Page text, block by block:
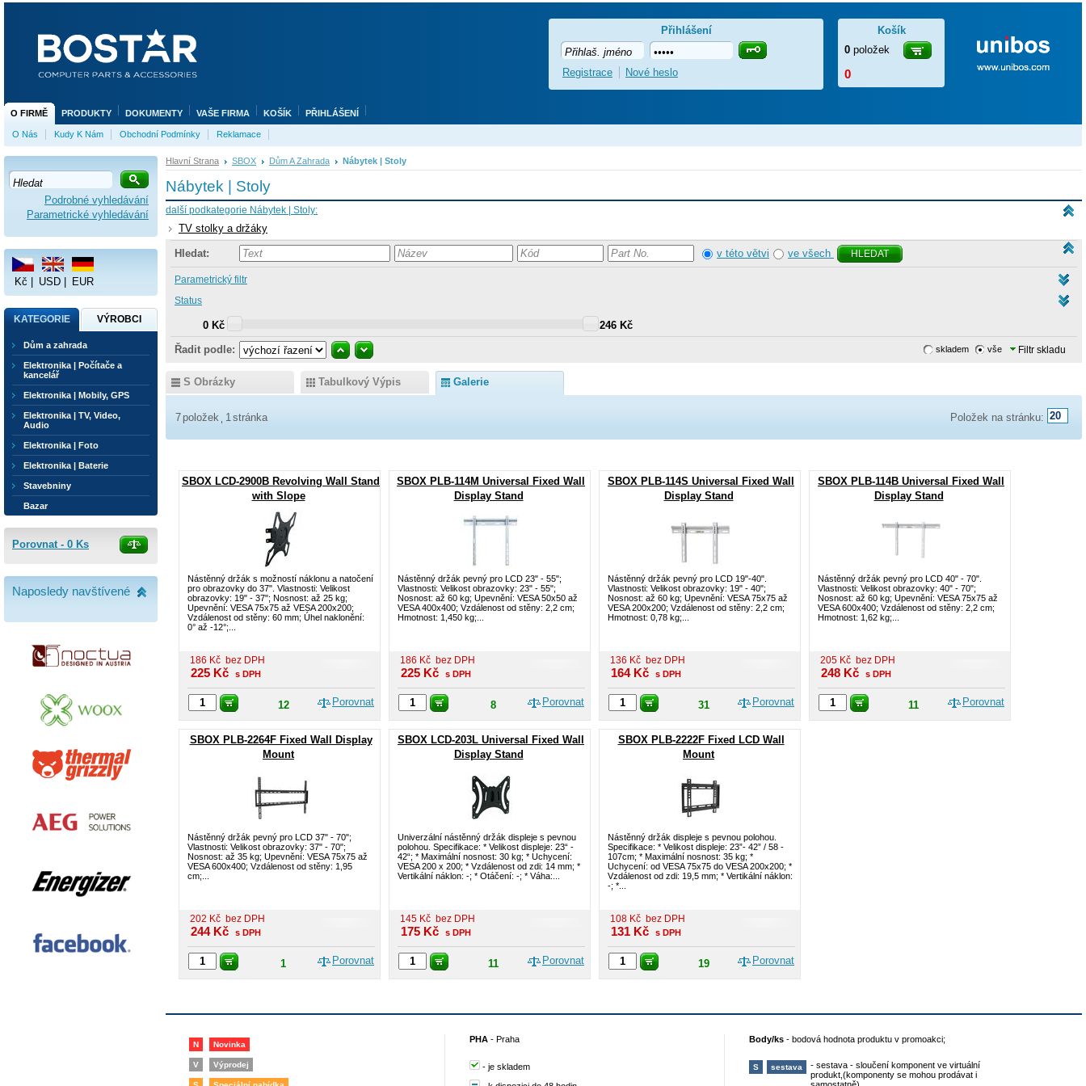
Hlavní Strana SBOX Dům A Zahrada Nábytek | Stoly
Nábytek | Stoly
další podkategorie Nábytek | Stoly:
TV stolky a držáky
Hledat: v této větvi ve všech HLEDAT
Parametrický filtr
Status
0 Kč
246 Kč
Řadit podle:
Filtr skladu
skladem vše
S Obrázky Tabulkový Výpis Galerie
Položek na stránku:
7 položek 1stránka
SBOX LCD-2900B Revolving Wall Stand
with Slope
Nástěnný držák s možností náklonu a natočení
pro obrazovky do 37". Vlastnosti: Velikost
obrazovky: 19" - 37"; Nosnost: až 25 kg;
Upevnění: VESA 75x75 až VESA 200x200;
Vzdálenost od stěny: 60 mm; Úhel naklonění:
0° až -12°;...
186 Kč bez DPH
225 Kč s DPH
Porovnat
12
SBOX PLB-114M Universal Fixed Wall
Display Stand
Nástěnný držák pevný pro LCD 23" - 55";
Vlastnosti: Velikost obrazovky: 23" - 55";
Nosnost: až 60 kg; Upevnění: VESA 50x50 až
VESA 400x400; Vzdálenost od stěny: 2,2 cm;
Hmotnost: 1,450 kg;...
186 Kč bez DPH
225 Kč s DPH
Porovnat
8
SBOX PLB-114S Universal Fixed Wall
Display Stand
Nástěnný držák pevný pro LCD 19"-40".
Vlastnosti: Velikost obrazovky: 19" - 40";
Nosnost: až 60 kg; Upevnění: VESA 75x75 až
VESA 200x200; Vzdálenost od stěny: 2,2 cm;
Hmotnost: 0,78 kg;...
136 Kč bez DPH
164 Kč s DPH
Porovnat
31
SBOX PLB-114B Universal Fixed Wall
Display Stand
Nástěnný držák pevný pro LCD 40" - 70".
Vlastnosti: Velikost obrazovky: 40" - 70";
Nosnost: až 60 kg; Upevnění: VESA 75x75 až
VESA 600x400; Vzdálenost od stěny: 2,2 cm;
Hmotnost: 1,62 kg;...
205 Kč bez DPH
248 Kč s DPH
Porovnat
11
SBOX PLB-2264F Fixed Wall Display
Mount
Nástěnný držák pevný pro LCD 37" - 70";
Vlastnosti: Velikost obrazovky: 37" - 70";
Nosnost: až 35 kg; Upevnění: VESA 75x75 až
VESA 600x400; Vzdálenost od stěny: 1,95
cm;...
202 Kč bez DPH
244 Kč s DPH
Porovnat
1
SBOX LCD-203L Universal Fixed Wall
Display Stand
Univerzální nástěnný držák displeje s pevnou
polohou. Specifikace: * Velikost displeje: 23“ -
42“; * Maximální nosnost: 30 kg; * Uchycení:
VESA 200 x 200; * Vzdálenost od zdi: 14 mm; *
Vertikální náklon: -; * Otáčení: -; * Váha:...
145 Kč bez DPH
175 Kč s DPH
Porovnat
11
SBOX PLB-2222F Fixed LCD Wall
Mount
Nástěnný držák displeje s pevnou polohou.
Specifikace: * Velikost displeje: 23”- 42” / 58 -
107cm; * Maximální nosnost: 35 kg; *
Uchycení: od VESA 75x75 do VESA 200x200; *
Vzdálenost od zdi: 19,5 mm; * Vertikální náklon:
-; *...
108 Kč bez DPH
131 Kč s DPH
Porovnat
19
N Novinka
V Výprodej
PHA- Praha
- je skladem
Body/ks -bodová hodnota produktu v promoakci;
S sestava -sestava - sloučení komponent ve virtuální
produkt,(komponenty se mohou prodávat i
Podrobné vyhledávání
Parametrické vyhledávání
Kč USD EUR
KATEGORIE VÝROBCI
Dům a zahrada
Elektronika | Počítače a
kancelář
Elektronika | Mobily, GPS
Elektronika | TV, Video,
Audio
Elektronika | Foto
Elektronika | Baterie
Stavebniny
Bazar
Porovnat - 0 Ks
Naposledy navštívené
O FIRMĚ PRODUKTY DOKUMENTY VAŠE FIRMA KOŠÍK PŘIHLÁŠENÍ
O Nás Kudy K Nám Obchodní Podmínky Reklamace
Košík
0 položek
0
Přihlášení
Registrace Nové heslo